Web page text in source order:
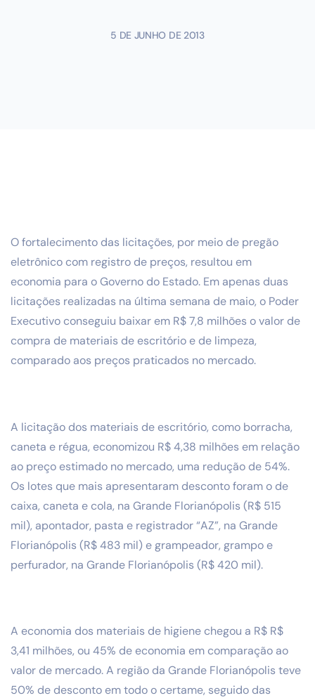
5 DE JUNHO DE 2013
O fortalecimento das licitações, por meio de pregão
eletrônico com registro de preços, resultou em
economia para o Governo do Estado. Em apenas duas
licitações realizadas na última semana de maio, o Poder
Executivo conseguiu baixar em R$ 7,8 milhões o valor de
compra de materiais de escritório e de limpeza,
comparado aos preços praticados no mercado.
A licitação dos materiais de escritório, como borracha,
caneta e régua, economizou R$ 4,38 milhões em relação
ao preço estimado no mercado, uma redução de 54%.
Os lotes que mais apresentaram desconto foram o de
caixa, caneta e cola, na Grande Florianópolis (R$ 515
mil), apontador, pasta e registrador “AZ”, na Grande
Florianópolis (R$ 483 mil) e grampeador, grampo e
perfurador, na Grande Florianópolis (R$ 420 mil).
A economia dos materiais de higiene chegou a R$ R$
3,41 milhões, ou 45% de economia em comparação ao
valor de mercado. A região da Grande Florianópolis teve
50% de desconto em todo o certame, seguido das